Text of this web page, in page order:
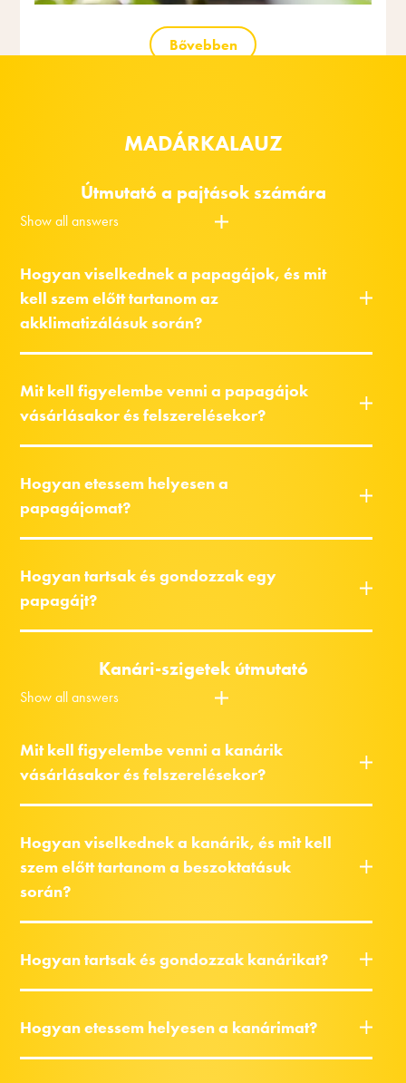
Bővebben
MADÁRKALAUZ
Útmutató a pajtások számára
Show all answers
Hogyan viselkednek a papagájok, és mit
kell szem előtt tartanom az
akklimatizálásuk során?
Mit kell figyelembe venni a papagájok
vásárlásakor és felszerelésekor?
Hogyan etessem helyesen a
papagájomat?
Hogyan tartsak és gondozzak egy
papagájt?
Kanári-szigetek útmutató
Show all answers
Mit kell figyelembe venni a kanárik
vásárlásakor és felszerelésekor?
Hogyan viselkednek a kanárik, és mit kell
szem előtt tartanom a beszoktatásuk
során?
Hogyan tartsak és gondozzak kanárikat?
Hogyan etessem helyesen a kanárimat?